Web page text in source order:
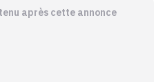
après cette annonce